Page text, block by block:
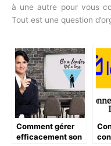
à une autre pour vous
Tout est une question
Comment gérer
efficacement son